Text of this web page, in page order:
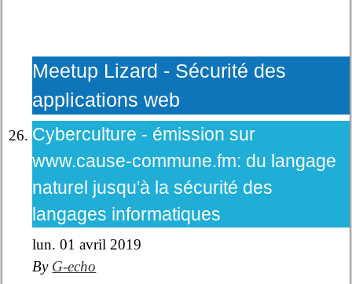
Meetup Lizard - Sécurité des
applications web
Cyberculture - émission sur
www.cause-commune.fm: du langage
naturel jusqu'à la sécurité des
langages informatiques
lun. 01 avril 2019
By G-echo